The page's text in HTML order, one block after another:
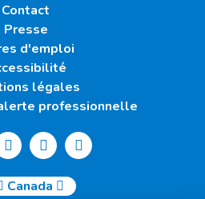
Contact
Presse
d'emploi
légales
professionnelle
Canada